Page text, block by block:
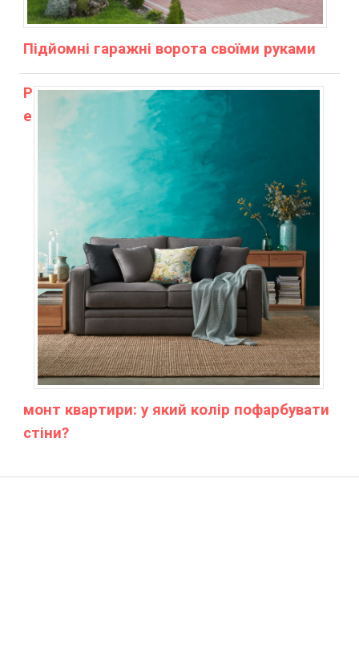
Підйомні гаражні ворота своїми руками
Р
е
монт квартири: у який колір пофарбувати
стіни?